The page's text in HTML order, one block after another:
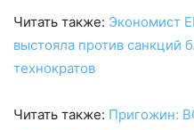
Читать также: Экономист
выстояла против санкций
технократов
Читать также: Пригожин: